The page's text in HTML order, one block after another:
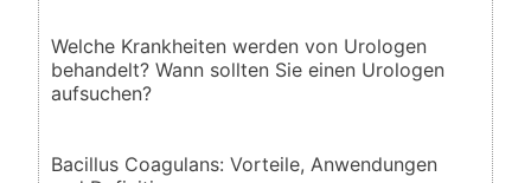
Welche Krankheiten werden von Urologen
behandelt? Wann sollten Sie einen Urologen
aufsuchen?
Bacillus Coagulans: Vorteile, Anwendungen